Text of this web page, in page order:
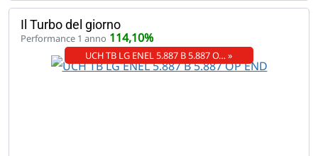
Il Turbo del giorno
Performance 1 anno 114,10%
UCH TB LG ENEL 5.887 B 5.887 O… »